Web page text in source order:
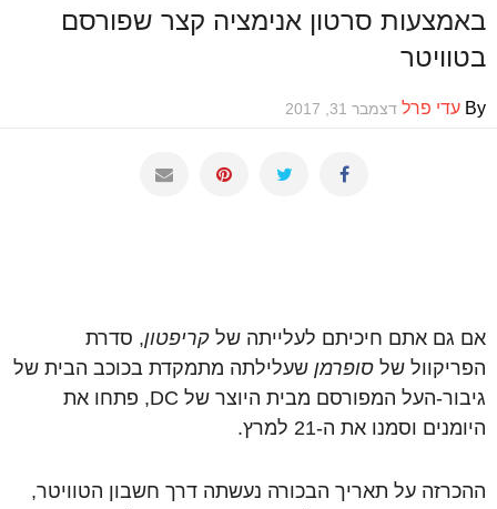
וכל השאר
באמצעות סרטון אנימציה קצר שפורסם
בטוויטר
By עדי פרל דצמבר 31, 2017
אם גם אתם חיכיתם לעלייתה של קריפטון, סדרת
הפריקוול של סופרמן שעלילתה מתמקדת בכוכב הבית של
גיבור-העל המפורסם מבית היוצר של DC, פתחו את
היומנים וסמנו את ה-21 למרץ.
ההכרזה על תאריך הבכורה נעשתה דרך חשבון הטוויטר,